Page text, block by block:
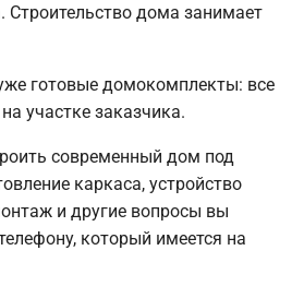
Строительство дома занимает
готовые домокомплекты: все
участке заказчика.
современный дом под
каркаса, устройство
и другие вопросы вы
который имеется на